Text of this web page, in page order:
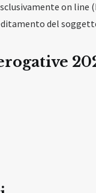
on line
del